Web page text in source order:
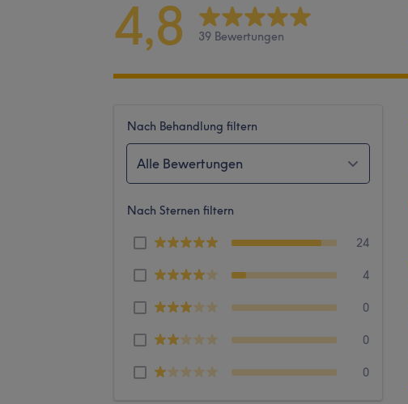
4,8 39 Bewertungen
Nach Behandlung filtern
Alle Bewertungen
Nach Sternen filtern
24
4
0
0
0